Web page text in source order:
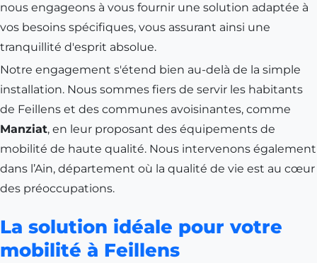
nous engageons à vous fournir une solution adaptée à
vos besoins spécifiques, vous assurant ainsi une
tranquillité d'esprit absolue.
Notre engagement s'étend bien au-delà de la simple
installation. Nous sommes fiers de servir les habitants
de Feillens et des communes avoisinantes, comme
Manziat, en leur proposant des équipements de
mobilité de haute qualité. Nous intervenons également
dans l’Ain, département où la qualité de vie est au cœur
des préoccupations.
La solution idéale pour votre
mobilité à Feillens